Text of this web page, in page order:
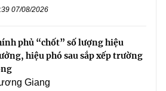
07/08/2026
phủ “chốt” số lượng hiệu
hiệu phó sau sắp xếp trường
Giang